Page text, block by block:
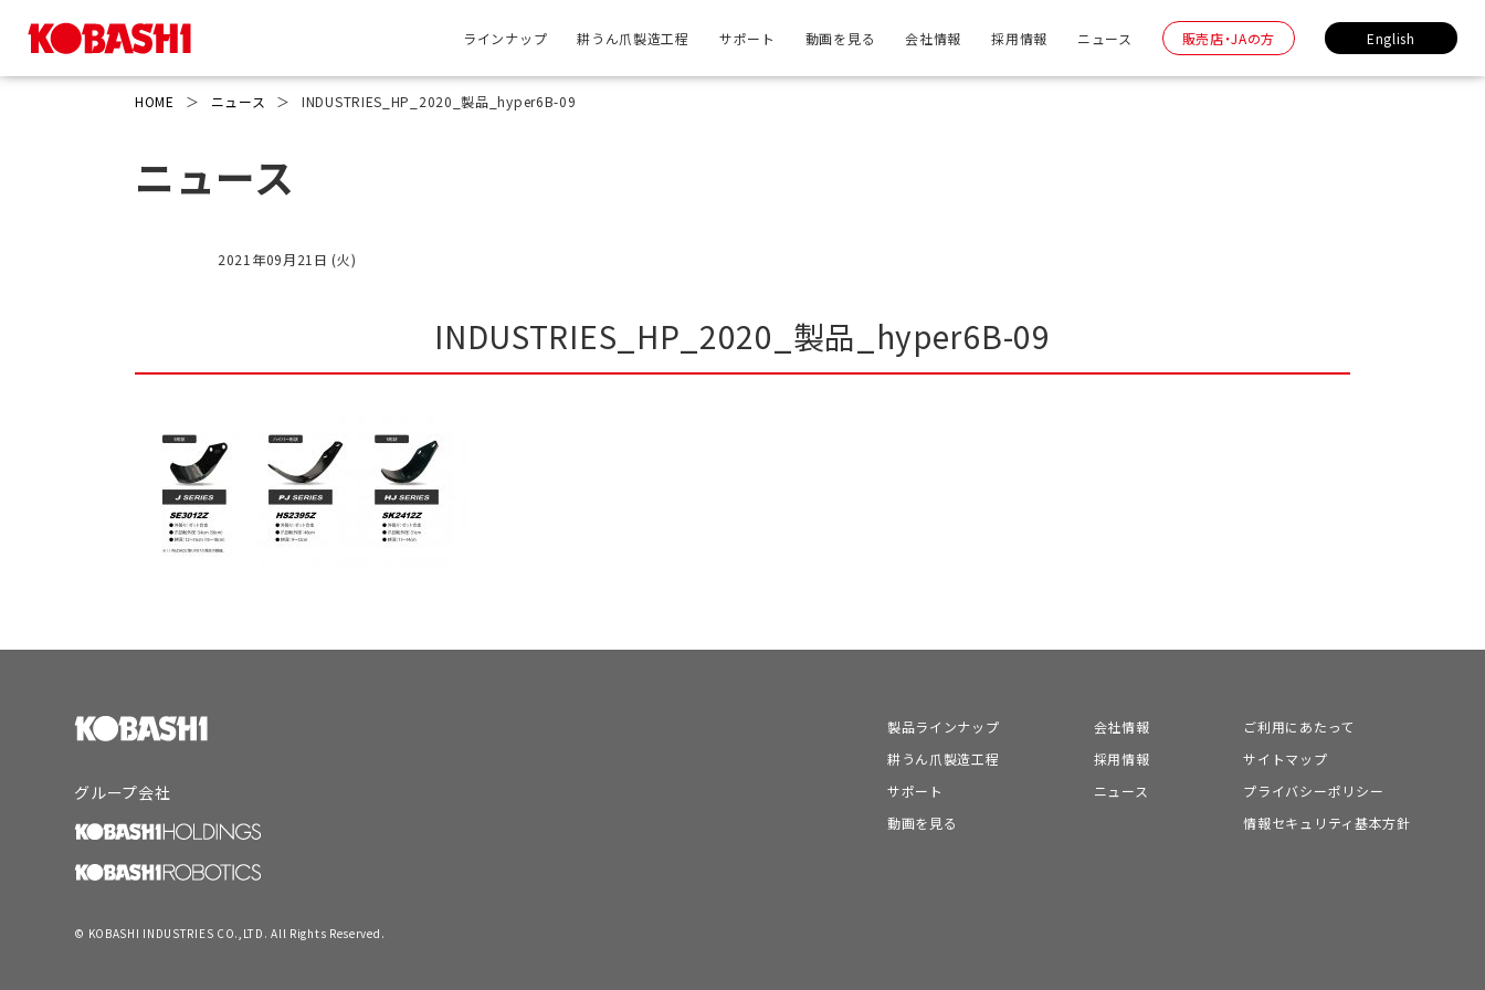
ラインナップ 耕うん爪製造工程 サポート 動画を見る 会社情報 採用情報 ニュース 販売店・JAの方 English
HOME ＞ ニュース ＞ INDUSTRIES_HP_2020_製品_hyper6B-09
ニュース
2021年09月21日 (火)
INDUSTRIES_HP_2020_製品_hyper6B-09
グループ会社
製品ラインナップ
耕うん爪製造工程
サポート
動画を見る
会社情報
採用情報
ニュース
ご利用にあたって
サイトマップ
プライバシーポリシー
情報セキュリティ基本方針
© KOBASHI INDUSTRIES CO.,LTD. All Rights Reserved.